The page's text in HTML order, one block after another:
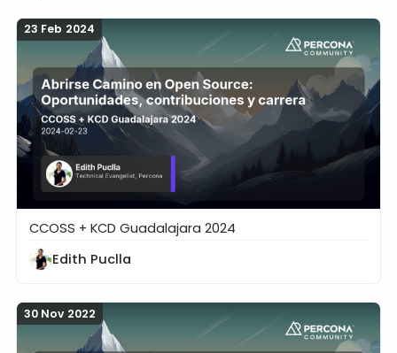
23 Feb 2024
Abrirse Camino en Open Source: Oportunidades,
CCOSS + KCD Guadalajara 2024
Edith Puclla
30 Nov 2022